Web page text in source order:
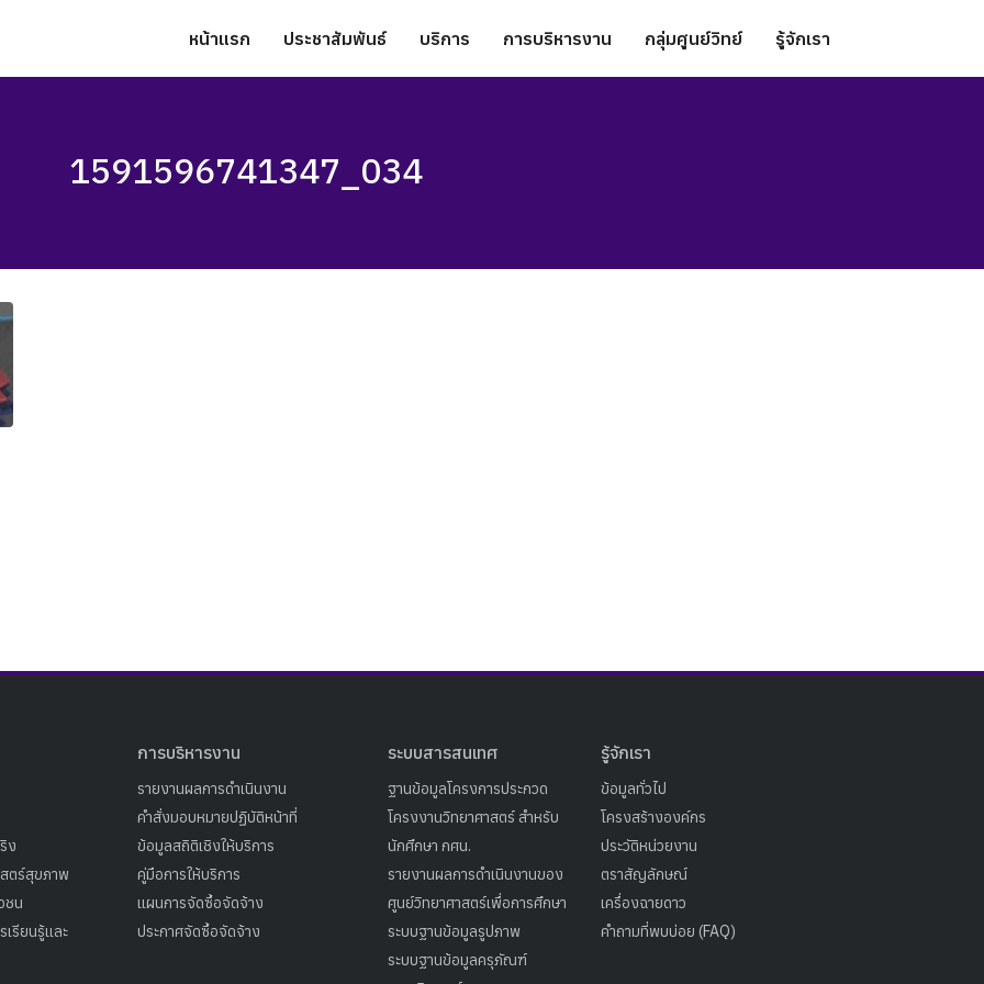
หน้าแรก ประชาสัมพันธ์ บริการ การบริหารงาน กลุ่มศูนย์วิทย์ รู้จักเรา
1591596741347_034
ง
ตร์สุขภาพ
ชน
เรียนรู้และ
การบริหารงาน
รายงานผลการดำเนินงาน
คำสั่งมอบหมายปฏิบัติหน้าที่
ข้อมูลสถิติเชิงให้บริการ
คู่มือการให้บริการ
แผนการจัดซื้อจัดจ้าง
ประกาศจัดซื้อจัดจ้าง
ระบบสารสนเทศ
ฐานข้อมูลโครงการประกวด
โครงงานวิทยาศาสตร์ สำหรับ
นักศึกษา กศน.
รายงานผลการดำเนินงานของ
ศูนย์วิทยาศาสตร์เพื่อการศึกษา
ระบบฐานข้อมูลรูปภาพ
ระบบฐานข้อมูลครุภัณฑ์
รู้จักเรา
ข้อมูลทั่วไป
โครงสร้างองค์กร
ประวัติหน่วยงาน
ตราสัญลักษณ์
เครื่องฉายดาว
คำถามที่พบบ่อย (FAQ)